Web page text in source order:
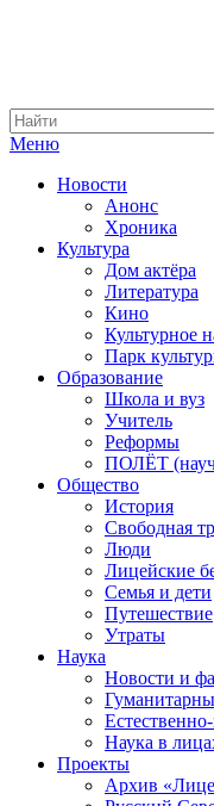
Меню
Новости
Анонс
Хроника
Культура
Дом актёра
Литература
Кино
Культурное
Парк
Образование
Школа и вуз
Учитель
Реформы
ПОЛЁТ
Общество
История
Свободная
Люди
Лицейские
Семья и дети
Путешествие
Утраты
Наука
Новости и
Наука в
Проекты
Архив